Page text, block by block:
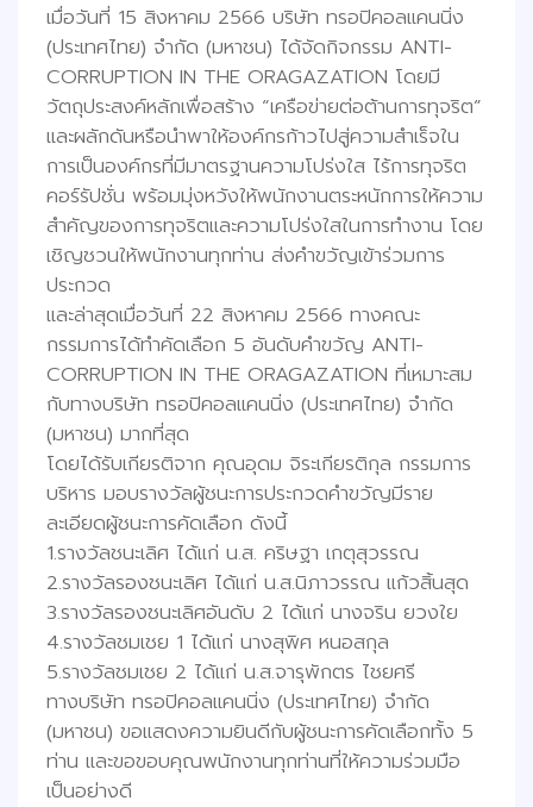
เมื่อวันที่ 15 สิงหาคม 2566 บริษัท ทรอปิคอลแคนนิ่ง
(ประเทศไทย) จำกัด (มหาชน) ได้จัดกิจกรรม ANTI-
CORRUPTION IN THE ORAGAZATION โดยมี
วัตถุประสงค์หลักเพื่อสร้าง “เครือข่ายต่อต้านการทุจริต”
และผลักดันหรือนำพาให้องค์กรก้าวไปสู่ความสำเร็จใน
การเป็นองค์กรที่มีมาตรฐานความโปร่งใส ไร้การทุจริต
คอร์รัปชั่น พร้อมมุ่งหวังให้พนักงานตระหนักการให้ความ
สำคัญของการทุจริตและความโปร่งใสในการทำงาน โดย
เชิญชวนให้พนักงานทุกท่าน ส่งคำขวัญเข้าร่วมการ
ประกวด
และล่าสุดเมื่อวันที่ 22 สิงหาคม 2566 ทางคณะ
กรรมการได้ทำคัดเลือก 5 อันดับคำขวัญ ANTI-
CORRUPTION IN THE ORAGAZATION ที่เหมาะสม
กับทางบริษัท ทรอปิคอลแคนนิ่ง (ประเทศไทย) จำกัด
(มหาชน) มากที่สุด
โดยได้รับเกียรติจาก คุณอุดม จิระเกียรติกุล กรรมการ
บริหาร มอบรางวัลผู้ชนะการประกวดคำขวัญมีราย
ละเอียดผู้ชนะการคัดเลือก ดังนี้
1.รางวัลชนะเลิศ ได้แก่ น.ส. คริษฐา เกตุสุวรรณ
2.รางวัลรองชนะเลิศ ได้แก่ น.ส.นิภาวรรณ แก้วสิ้นสุด
3.รางวัลรองชนะเลิศอันดับ 2 ได้แก่ นางจริน ยวงใย
4.รางวัลชมเชย 1 ได้แก่ นางสุพิศ หนอสกุล
5.รางวัลชมเชย 2 ได้แก่ น.ส.จารุพักตร ไชยศรี
ทางบริษัท ทรอปิคอลแคนนิ่ง (ประเทศไทย) จำกัด
(มหาชน) ขอแสดงความยินดีกับผู้ชนะการคัดเลือกทั้ง 5
ท่าน และขอขอบคุณพนักงานทุกท่านที่ให้ความร่วมมือ
เป็นอย่างดี